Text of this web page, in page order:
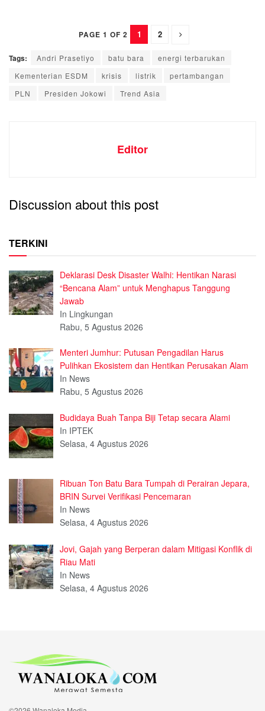
PAGE 1 OF 2 1 2
Tags: Andri Prasetiyo batu bara
energi terbarukan
Kementerian ESDM
krisis listrik
pertambangan
PLN
Presiden Jokowi Trend Asia
Editor
Discussion about this post
TERKINI
Deklarasi Desk Disaster Walhi: Hentikan Narasi
“Bencana Alam” untuk Menghapus Tanggung
Jawab
In Lingkungan
Rabu, 5 Agustus 2026
Menteri Jumhur: Putusan Pengadilan Harus
Pulihkan Ekosistem dan Hentikan Perusakan Alam
In News
Rabu, 5 Agustus 2026
Budidaya Buah Tanpa Biji Tetap secara Alami
In IPTEK
Selasa, 4 Agustus 2026
Ribuan Ton Batu Bara Tumpah di Perairan Jepara,
BRIN Survei Verifikasi Pencemaran
In News
Selasa, 4 Agustus 2026
Jovi, Gajah yang Berperan dalam Mitigasi Konflik di
Riau Mati
In News
Selasa, 4 Agustus 2026